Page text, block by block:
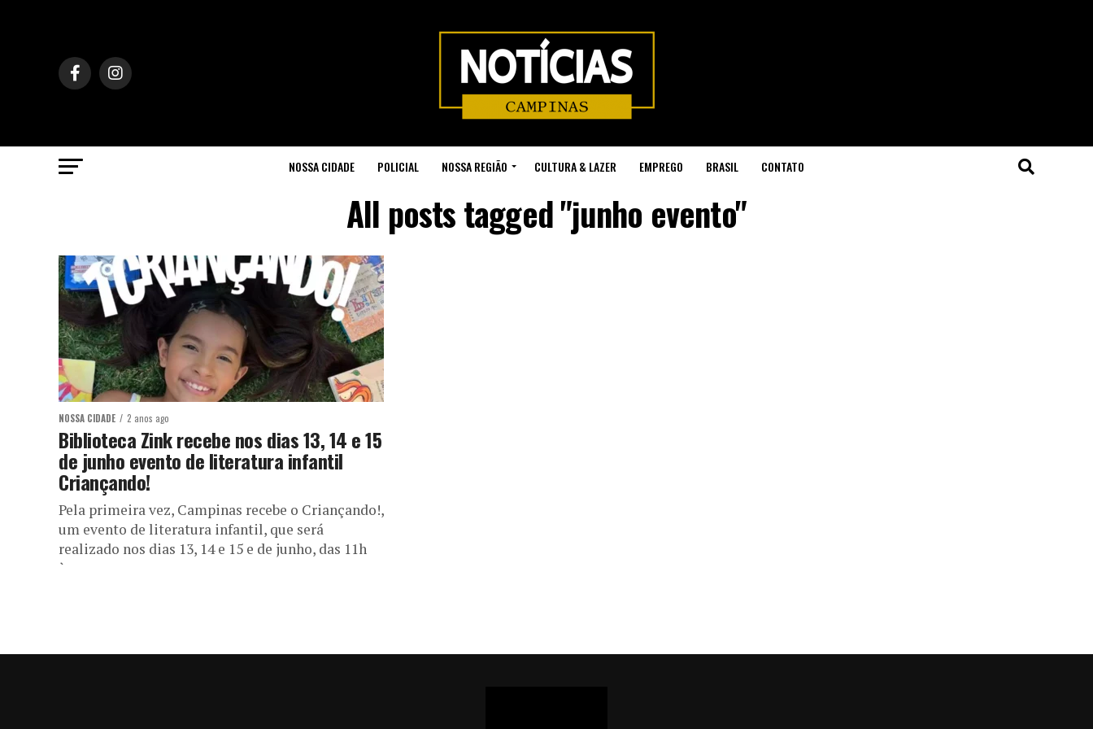
NOSSA CIDADE POLICIAL NOSSA REGIÃO CULTURA & LAZER EMPREGO BRASIL CONTATO
All posts tagged "junho evento"
NOSSA CIDADE 2 anos ago
Biblioteca Zink recebe nos dias 13, 14 e 15
de junho evento de literatura infantil
Criançando!
Pela primeira vez, Campinas recebe o Criançando!,
um evento de literatura infantil, que será
realizado nos dias 13, 14 e 15 e de junho, das 11h
às...